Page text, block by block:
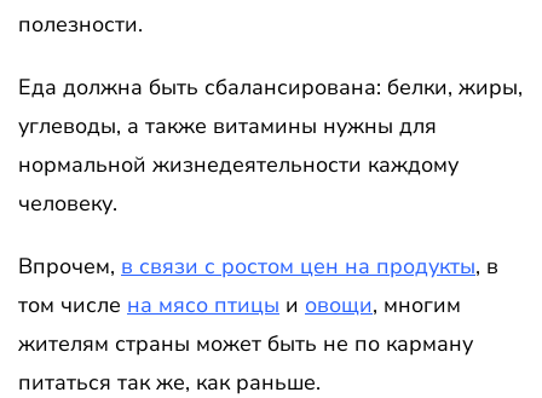
полезности.
Еда должна быть сбалансирована: белки, жиры,
углеводы, а также витамины нужны для
нормальной жизнедеятельности каждому
человеку.
Впрочем, в связи с ростом цен на продукты, в
том числе на мясо птицы и овощи, многим
жителям страны может быть не по карману
питаться так же, как раньше.